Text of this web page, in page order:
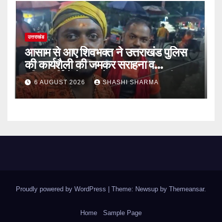
उत्तराखंड
आसाम से आए शिवभक्त ने उत्तराखंड पुलिस
की कार्यशैली की जमकर सराहना व
पुलिसकर्मियों के सहयोगात्मक व्यवहार की
खुलकर प्रशंसा
6 AUGUST 2026 SHASHI SHARMA
Proudly powered by WordPress Theme: Newsup by Themeansar.
Home Sample Page